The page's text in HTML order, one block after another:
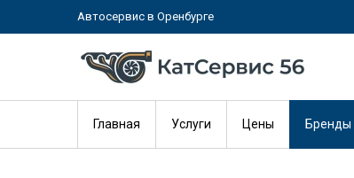
Автосервис в Оренбурге
Главная Услуги Цены Бренды